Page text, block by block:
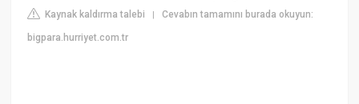
Kaynak kaldırma talebi |Cevabın tamamını burada okuyun:
bigpara.hurriyet.com.tr